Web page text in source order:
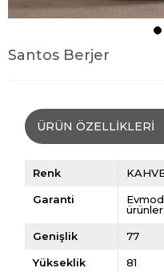
Santos Berjer
ÜRÜN ÖZELLIKLERI
Renk
Garanti
Genişlik 77
Yükseklik 81